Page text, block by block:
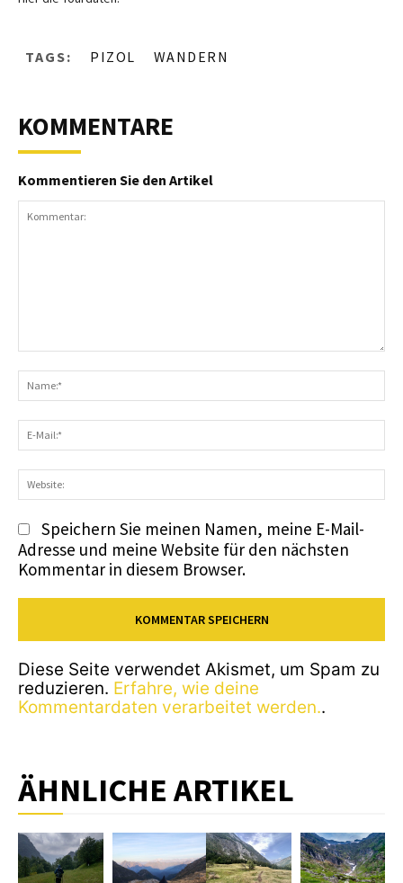
TAGS: PIZOL WANDERN
KOMMENTARE
Kommentieren Sie den Artikel
Speichern Sie meinen Namen, meine E-Mail-
Adresse und meine Website für den nächsten
Kommentar in diesem Browser.
Diese Seite verwendet Akismet, um Spam zu
reduzieren. Erfahre, wie deine
Kommentardaten verarbeitet werden..
ÄHNLICHE ARTIKEL